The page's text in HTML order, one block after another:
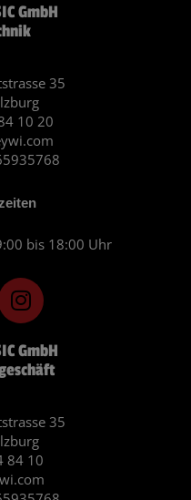
GmbH
35
84 10
I
n
s
t
a
r
a
m
GmbH
35
10 20
bis 18:00 Uhr